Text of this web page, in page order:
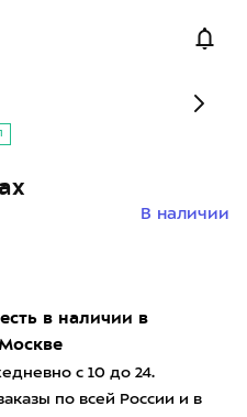
в наличии в
с 10 до 24.
по всей России и в
В наличии